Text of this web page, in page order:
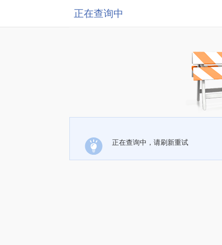
正在查询中
正在查询中，请刷新重试